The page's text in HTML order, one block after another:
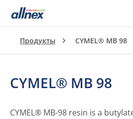
Продукты CYMEL® MB 98
CYMEL® MB 98
CYMEL® MB-98 resin is a